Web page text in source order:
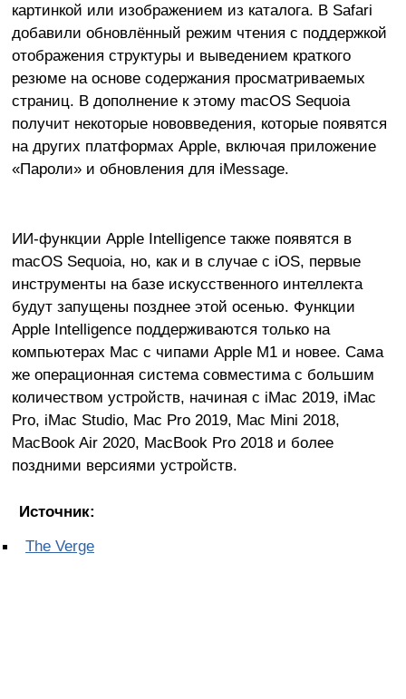
картинкой или изображением из каталога. В Safari
добавили обновлённый режим чтения с поддержкой
отображения структуры и выведением краткого
резюме на основе содержания просматриваемых
страниц. В дополнение к этому macOS Sequoia
получит некоторые нововведения, которые появятся
на других платформах Apple, включая приложение
«Пароли» и обновления для iMessage.
ИИ-функции Apple Intelligence также появятся в
macOS Sequoia, но, как и в случае с iOS, первые
инструменты на базе искусственного интеллекта
будут запущены позднее этой осенью. Функции
Apple Intelligence поддерживаются только на
компьютерах Mac с чипами Apple M1 и новее. Сама
же операционная система совместима с большим
количеством устройств, начиная с iMac 2019, iMac
Pro, iMac Studio, Mac Pro 2019, Mac Mini 2018,
MacBook Air 2020, MacBook Pro 2018 и более
поздними версиями устройств.
Источник:
The Verge